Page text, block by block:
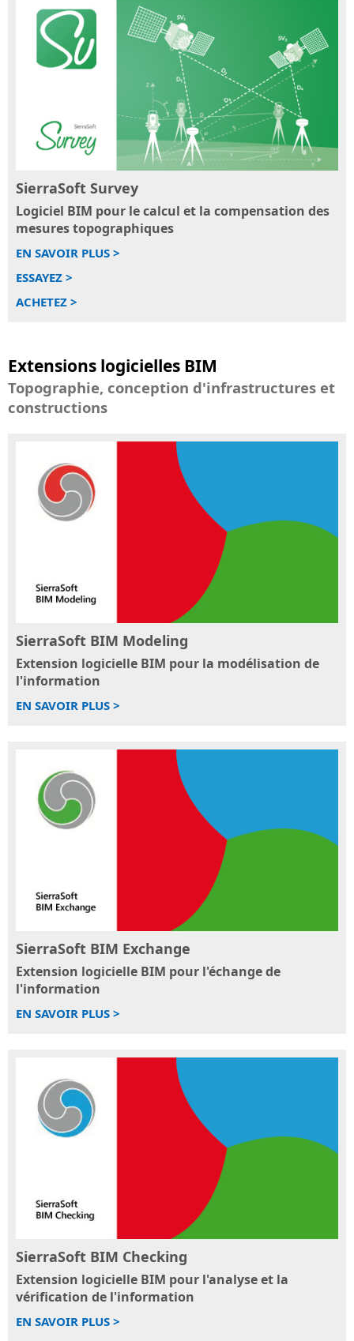
SierraSoft Survey
Logiciel BIM pour le calcul et la compensation des
mesures topographiques
EN SAVOIR PLUS >
ESSAYEZ >
ACHETEZ >
Extensions logicielles BIM
Topographie, conception d'infrastructures et
constructions
SierraSoft BIM Modeling
Extension logicielle BIM pour la modélisation de
l'information
EN SAVOIR PLUS >
SierraSoft BIM Exchange
Extension logicielle BIM pour l'échange de
l'information
EN SAVOIR PLUS >
SierraSoft BIM Checking
Extension logicielle BIM pour l'analyse et la
vérification de l'information
EN SAVOIR PLUS >